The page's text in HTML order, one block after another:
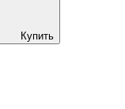
Купить